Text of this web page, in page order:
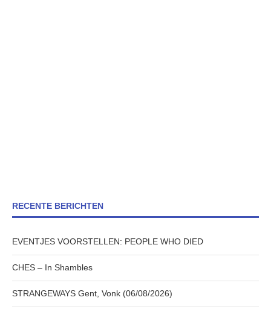
RECENTE BERICHTEN
EVENTJES VOORSTELLEN: PEOPLE WHO DIED
CHES – In Shambles
STRANGEWAYS Gent, Vonk (06/08/2026)